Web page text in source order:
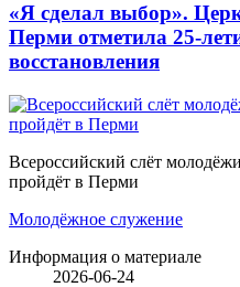
«Я сделал выбор».
Перми отметила 25-
восстановления
Всероссийский слёт
пройдёт в Перми
Молодёжное служение
Информация о материале
2026-06-24